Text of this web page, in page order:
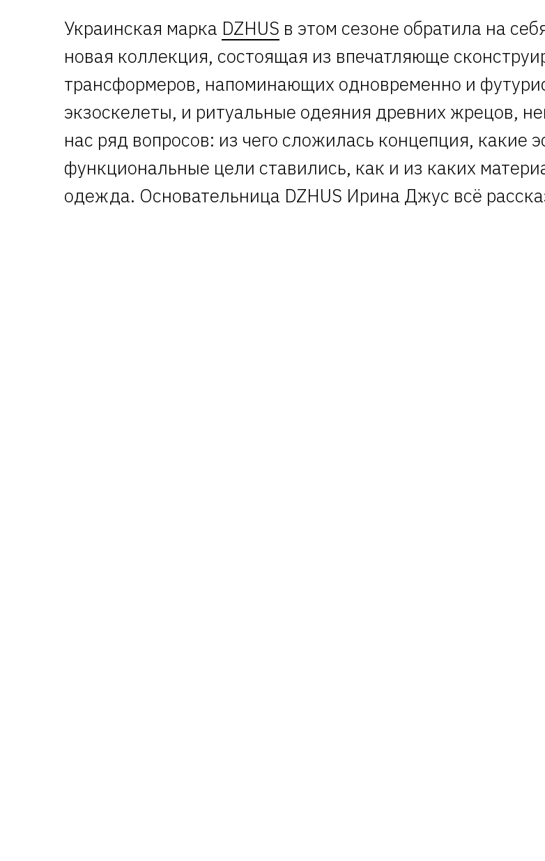
Украинская марка DZHUS в этом сезоне обратила на
новая коллекция, состоящая из впечатляюще
трансформеров, напоминающих одновременно и
экзоскелеты, и ритуальные одеяния древних жрецов,
нас ряд вопросов: из чего сложилась концепция, какие
функциональные цели ставились, как и из каких
одежда. Основательница DZHUS Ирина Джус всё